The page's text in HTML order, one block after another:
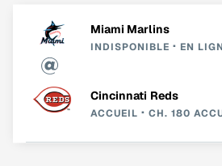
Miami Marlins
INDISPONIBLE EN
Cincinnati Reds
ACCUEIL CH. 180